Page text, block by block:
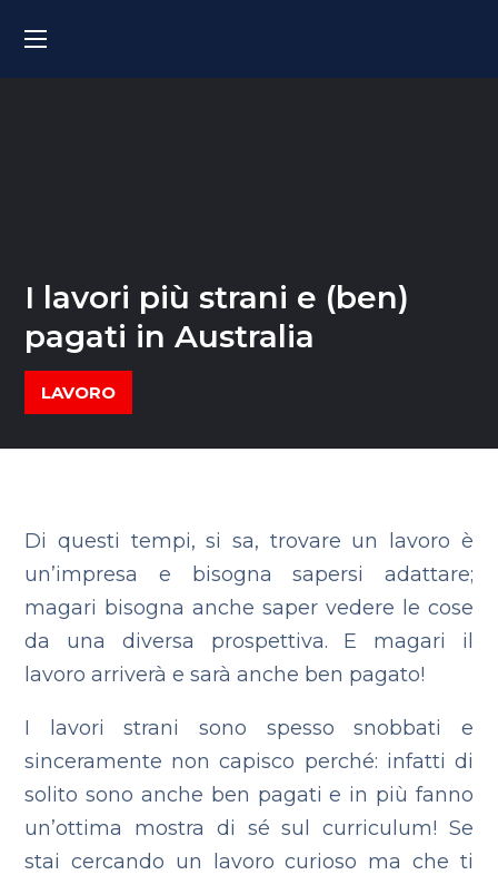
I lavori più strani e (ben)
pagati in Australia
LAVORO
Di questi tempi, si sa, trovare un lavoro è
un’impresa e bisogna sapersi adattare;
magari bisogna anche saper vedere le cose
da una diversa prospettiva. E magari il
lavoro arriverà e sarà anche ben pagato!
I lavori strani sono spesso snobbati e
sinceramente non capisco perché: infatti di
solito sono anche ben pagati e in più fanno
un’ottima mostra di sé sul curriculum! Se
stai cercando un lavoro curioso ma che ti